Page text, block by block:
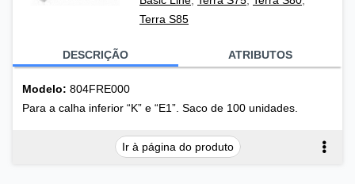
Terra S85
DESCRIÇÃO ATRIBUTOS
Modelo: 804FRE000
Para a calha inferior “K” e “E1”. Saco de 100 unidades.
Ir à página do produto